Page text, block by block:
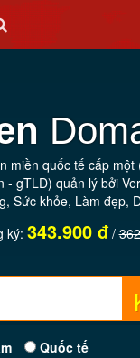
miền quốc tế cấp
- gTLD) quản lý bởi
Sức khỏe, Làm đẹp,
ký: 343.900 đ/
Quốc tế